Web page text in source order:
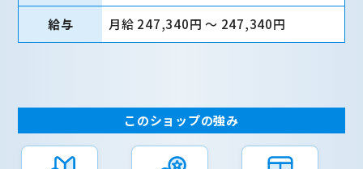
給与 月給 247,340円 〜 247,340円
このショップの強み